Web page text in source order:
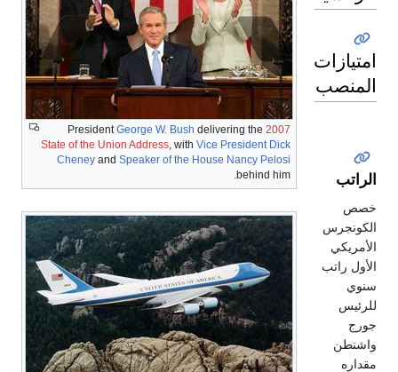
PresidentGeorge W. Bush delivering the 2007
State of the Union Address, with Vice President Dick
Cheney and Speaker of the House Nancy Pelosi
behind him.
امتيازات
المنصب
الراتب
خصص
الكونجرس
الأمريكي
الأول راتب
سنوي
للرئيس
جورج
واشنطن
مقداره